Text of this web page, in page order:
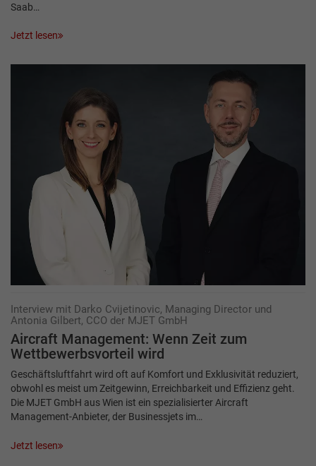
Saab…
Jetzt lesen
Interview mit Darko Cvijetinovic, Managing Director und
Antonia Gilbert, CCO der MJET GmbH
Aircraft Management: Wenn Zeit zum
Wettbewerbsvorteil wird
Geschäftsluftfahrt wird oft auf Komfort und Exklusivität reduziert,
obwohl es meist um Zeitgewinn, Erreichbarkeit und Effizienz geht.
Die MJET GmbH aus Wien ist ein spezialisierter Aircraft
Management-Anbieter, der Businessjets im…
Jetzt lesen